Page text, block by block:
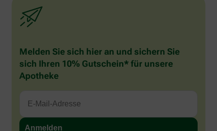
Melden Sie sich hier an und sichern Sie
sich Ihren 10% Gutschein* für unsere
Apotheke